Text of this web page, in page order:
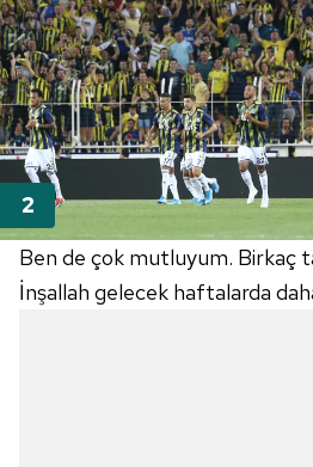
Ben de çok mutluyum. Birkaç
İnşallah gelecek haftalarda